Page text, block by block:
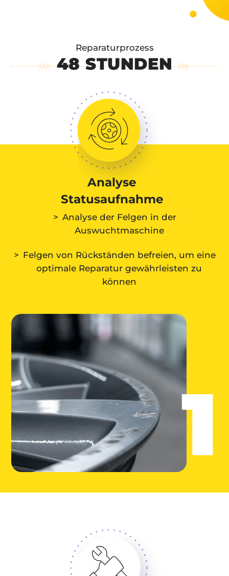
Reparaturprozess
48 STUNDEN
Analyse
Statusaufnahme
Analyse der Felgen in der
Auswuchtmaschine
Felgen von Rückständen befreien, um eine
optimale Reparatur gewährleisten zu
können
1